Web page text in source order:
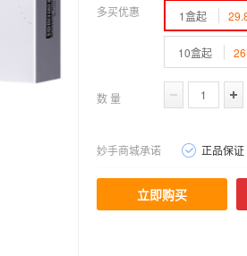
多买优惠 1盒起
10盒起
数 量
妙手商城承诺 正品保证
立即购买